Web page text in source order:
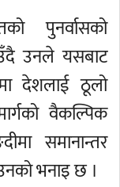
पुनर्वासको
उनले यसबाट
देशलाई ठूलो
वैकल्पिक
समानान्तर
भनाइ छ ।